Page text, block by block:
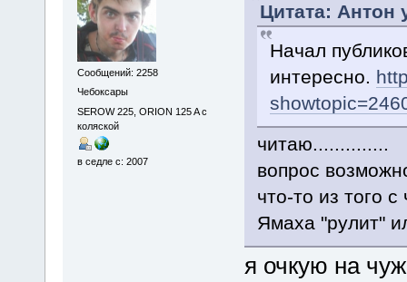
Сообщений: 2258
Чебоксары
SEROW 225, ORION 125 A с
коляской
в седле с: 2007
Цитата: Антон
Начал
интересно.
читаю..............
вопрос
что-то из того
Ямаха "рулит"
я очкую на